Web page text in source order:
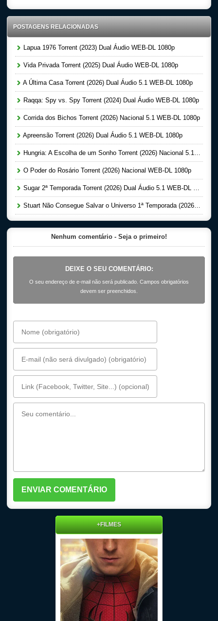
POSTAGENS RELACIONADAS
Lapua 1976 Torrent (2023) Dual Áudio WEB-DL 1080p
Vida Privada Torrent (2025) Dual Áudio WEB-DL 1080p
A Última Casa Torrent (2026) Dual Áudio 5.1 WEB-DL 1080p
Raqqa: Spy vs. Spy Torrent (2024) Dual Áudio WEB-DL 1080p
Corrida dos Bichos Torrent (2026) Nacional 5.1 WEB-DL 1080p
Apreensão Torrent (2026) Dual Áudio 5.1 WEB-DL 1080p
Hungria: A Escolha de um Sonho Torrent (2026) Nacional 5.1 WEB-DL 1080p
O Poder do Rosário Torrent (2026) Nacional WEB-DL 1080p
Sugar 2ª Temporada Torrent (2026) Dual Áudio 5.1 WEB-DL 1080p
Stuart Não Consegue Salvar o Universo 1ª Temporada (2026) Dual Áudio 5.1 WEB-DL 1080p
Nenhum comentário - Seja o primeiro!
DEIXE O SEU COMENTÁRIO:
O seu endereço de e-mail não será publicado. Campos obrigatórios
devem ser preenchidos.
+FILMES